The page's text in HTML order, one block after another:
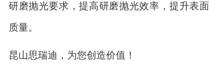
研磨抛光要求，提高研磨抛光效率，提升表面
质量。
昆山思瑞迪，为您创造价值！